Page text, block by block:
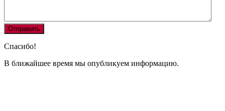
Спасибо!
В ближайшее время мы опубликуем информацию.